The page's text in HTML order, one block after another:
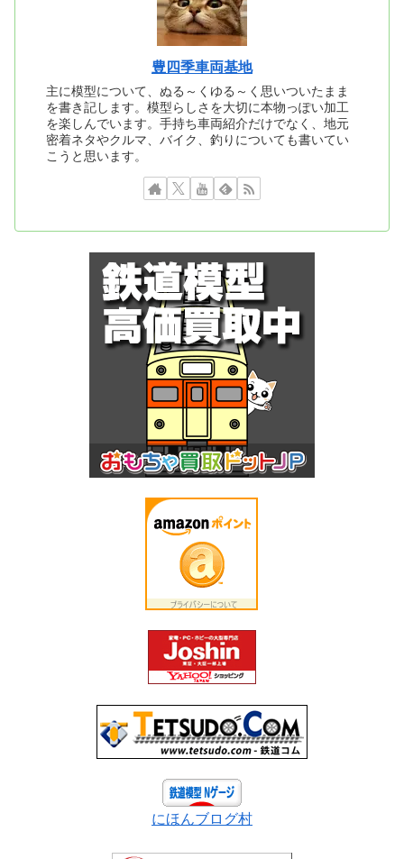
豊四季車両基地
主に模型について、ぬる～くゆる～く思いついたまま
を書き記します。模型らしさを大切に本物っぽい加工
を楽しんでいます。手持ち車両紹介だけでなく、地元
密着ネタやクルマ、バイク、釣りについても書いてい
こうと思います。
にほんブログ村